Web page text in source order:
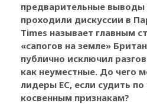
предварительные выводы
проходили дискуссии в
Times называет главным
«сапогов на земле»
публично исключил
как неуместные. До чего
лидеры ЕС, если судить
косвенным признакам?